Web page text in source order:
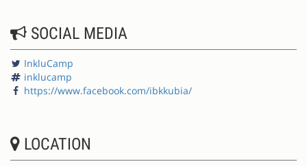
SOCIAL MEDIA
InkluCamp
inklucamp
https://www.facebook.com/ibkkubia/
LOCATION